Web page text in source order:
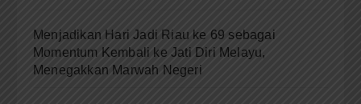
Menjadikan Hari Jadi Riau ke 69 sebagai
Momentum Kembali ke Jati Diri Melayu,
Menegakkan Marwah Negeri